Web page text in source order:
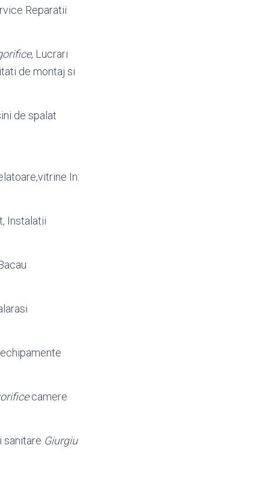
Reparatii
, Lucrari
de montaj si
de spalat
In:
Instalatii
camere
Giurgiu